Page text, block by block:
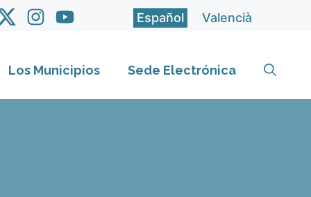
Español Valencià
Los Municipios Sede Electrónica